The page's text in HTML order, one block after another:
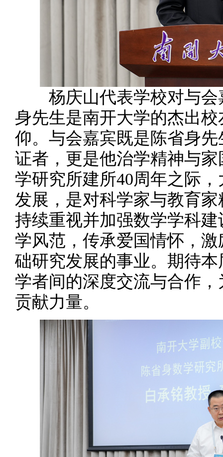
杨庆山代表学校对与会
身先生是南开大学的杰出
仰。与会嘉宾既是陈省身
证者，更是他治学精神与
学研究所建所40周年之际
发展，是对科学家与教育
持续重视并加强数学学科
学风范，传承爱国情怀，
础研究发展的事业。期待
学者间的深度交流与合作
贡献力量。